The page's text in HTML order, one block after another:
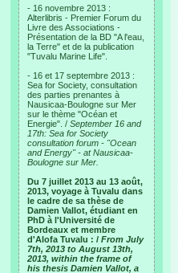
- 16 novembre 2013 :
Alterlibris - Premier Forum du
Livre des Associations -
Présentation de la BD "A l'eau,
la Terre" et de la publication
"Tuvalu Marine Life".
- 16 et 17 septembre 2013 :
Sea for Society, consultation
des parties prenantes à
Nausicaa-Boulogne sur Mer
sur le thème "Océan et
Energie". / September 16 and
17th: Sea for Society
consultation forum - "Ocean
and Energy" - at Nausicaa-
Boulogne sur Mer.
Du 7 juillet 2013 au 13 août,
2013, voyage à Tuvalu dans
le cadre de sa thèse de
Damien Vallot, étudiant en
PhD à l'Université de
Bordeaux et membre
d'Alofa Tuvalu : / From July
7th, 2013 to August 13th,
2013, within the frame of
his thesis Damien Vallot, a